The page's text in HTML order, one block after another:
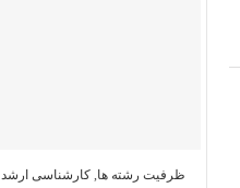
ظرفیت رشته ها, کارشناسی ارشد